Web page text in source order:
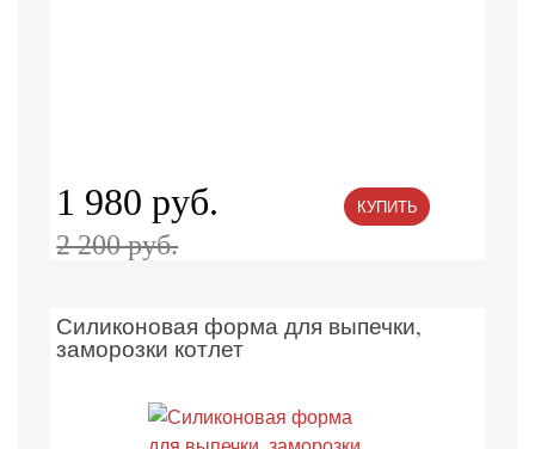
1 980 руб.
2 200 руб.
КУПИТЬ
Силиконовая форма для выпечки,
заморозки котлет